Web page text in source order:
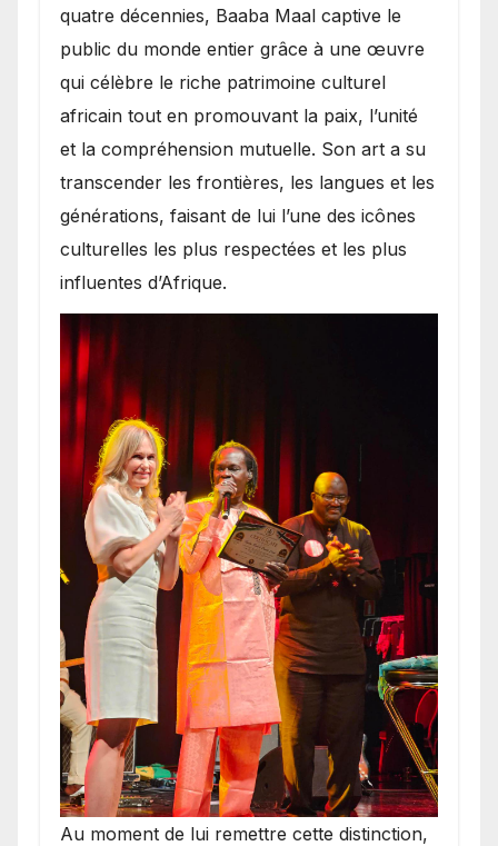
quatre décennies, Baaba Maal captive le
public du monde entier grâce à une œuvre
qui célèbre le riche patrimoine culturel
africain tout en promouvant la paix, l’unité
et la compréhension mutuelle. Son art a su
transcender les frontières, les langues et les
générations, faisant de lui l’une des icônes
culturelles les plus respectées et les plus
influentes d’Afrique.
​Au moment de lui remettre cette distinction,